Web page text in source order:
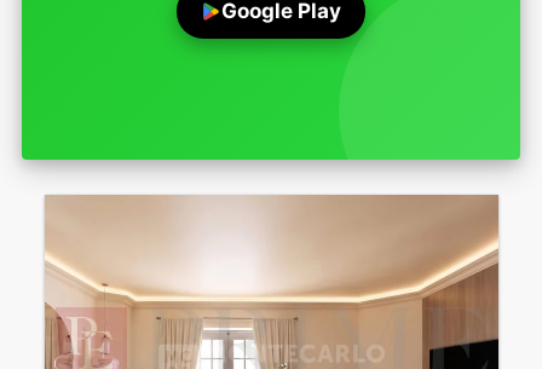
Google Play